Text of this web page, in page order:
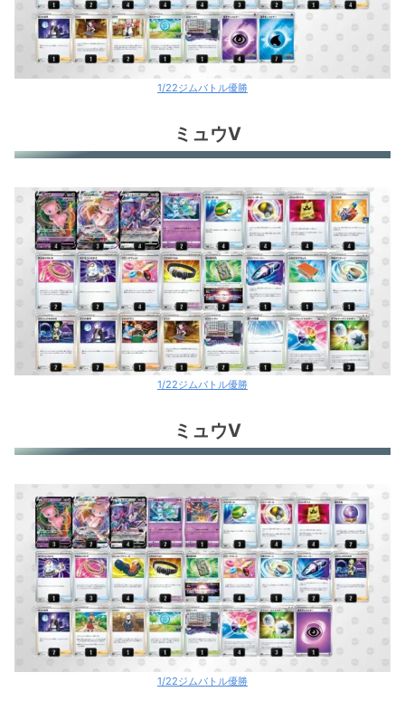
ミライドンex
ギャラドスex
レジドラゴV
白馬パルキア
コノヨザル
サーナイトex＋ジュペッタex
ミュウV
サーナイトex＋ゾロアーク
ヒスイゾロアークV
アルセウスVs
ウインディex
ギラティナV
ジュラルドンV
サーナイトex+アヤシシV
1/22ジムバトル優勝
ミュウV
1/22ジムバトル優勝
ミュウV
1/22ジムバトル優勝